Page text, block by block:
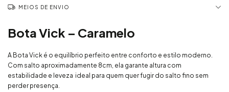
MEIOS DE ENVIO
Bota Vick – Caramelo
A Bota Vick é o equilíbrio perfeito entre conforto e estilo moderno.
Com salto aproximadamente 8cm, ela garante altura com
estabilidade e leveza ideal para quem quer fugir do salto fino sem
perder presença.